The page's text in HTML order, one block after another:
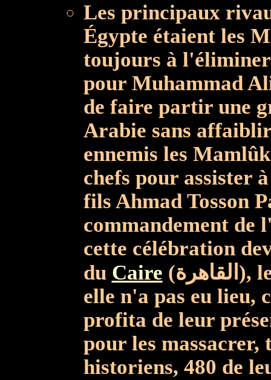
Les principaux
Égypte étaient les
toujours à
pour Muhammad
de faire partir une
Arabie sans
ennemis les
chefs pour assister
fils Ahmad Tosson
commandement
cette célébration
du Caire (القاهرة), le 1er mars 1811, mais en vérité,
elle n'a pas eu lieu,
profita de leur
pour les
historiens, 480 de